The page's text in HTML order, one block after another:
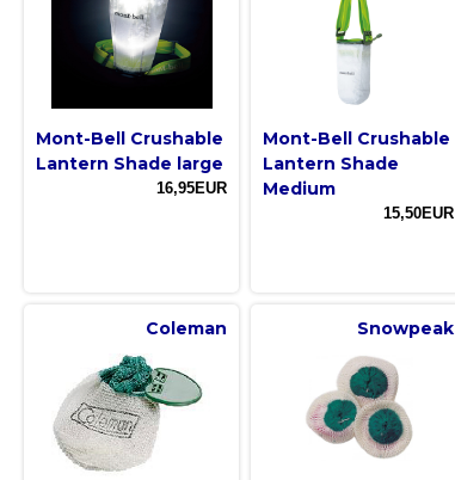
Mont-Bell Crushable
Lantern Shade large
16,95EUR
Mont-Bell Crushable
Lantern Shade
Medium
15,50EUR
Coleman Snowpeak